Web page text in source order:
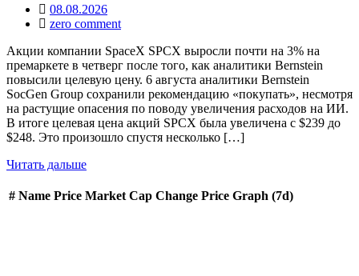
08.08.2026
zero comment
Акции компании SpaceX SPCX выросли почти на 3% на
премаркете в четверг после того, как аналитики Bernstein
повысили целевую цену. 6 августа аналитики Bernstein
SocGen Group сохранили рекомендацию «покупать», несмотря
на растущие опасения по поводу увеличения расходов на ИИ.
В итоге целевая цена акций SPCX была увеличена с $239 до
$248. Это произошло спустя несколько […]
Читать дальше
# Name Price Market Cap Change Price Graph (7d)